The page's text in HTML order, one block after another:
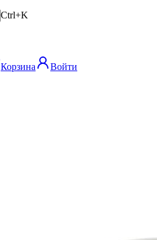
Ctrl+K
Корзина Войти